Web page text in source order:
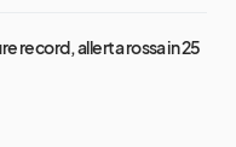
record, allerta rossa in 25